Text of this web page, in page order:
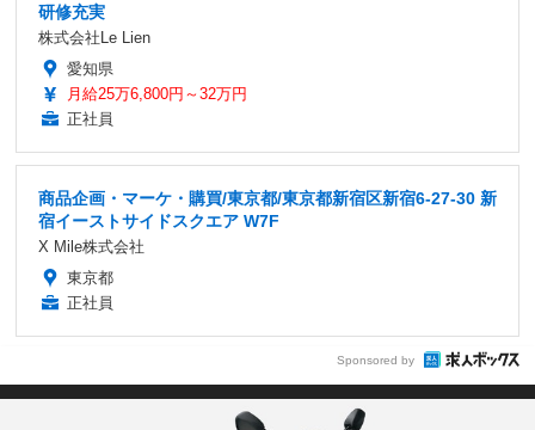
研修充実
株式会社Le Lien
愛知県
月給25万6,800円～32万円
正社員
商品企画・マーケ・購買/東京都/東京都新宿区新宿6-27-30 新
宿イーストサイドスクエア W7F
X Mile株式会社
東京都
正社員
Sponsored by